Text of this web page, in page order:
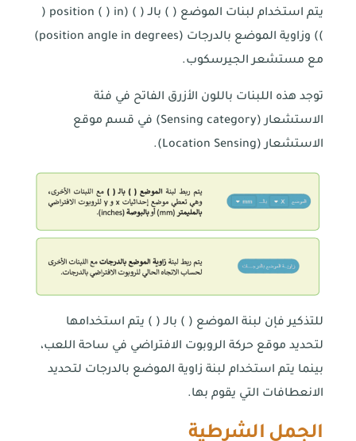
يتم استخدام لبنات الموضع ( ) بالـ ( ) (position ( ) in (
)) وزاوية الموضع بالدرجات (position angle in degrees)
مع مستشعر الجيرسكوب.
توجد هذه اللبنات باللون الأزرق الفاتح في فئة
الاستشعار (Sensing category) في قسم موقع
الاستشعار (Location Sensing).
للتذكير فإن لبنة الموضع ( ) بالـ ( ) يتم استخدامها
لتحديد موقع حركة الروبوت الافتراضي في ساحة اللعب،
بينما يتم استخدام لبنة زاوية الموضع بالدرجات لتحديد
الانعطافات التي يقوم بها.
الجمل الشرطية